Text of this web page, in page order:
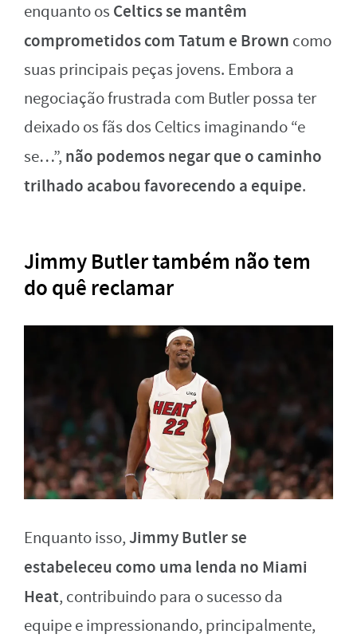
enquanto os Celtics se mantêm
comprometidos com Tatum e Brown como
suas principais peças jovens. Embora a
negociação frustrada com Butler possa ter
deixado os fãs dos Celtics imaginando “e
se…”, não podemos negar que o caminho
trilhado acabou favorecendo a equipe.
Jimmy Butler também não tem
do quê reclamar
Enquanto isso,Jimmy Butler se
estabeleceu como uma lenda no Miami
Heat, contribuindo para o sucesso da
equipe e impressionando, principalmente,